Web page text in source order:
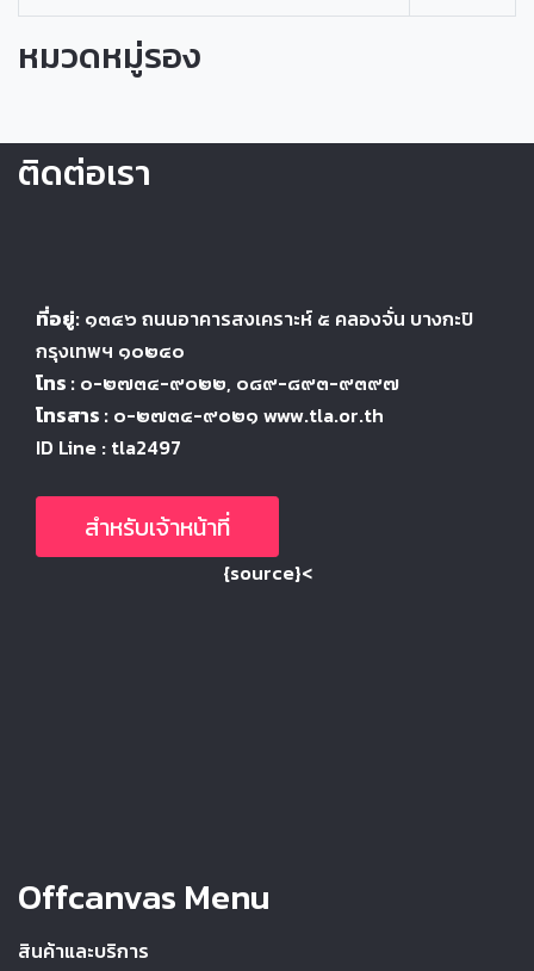
หมวดหมู่รอง
ติดต่อเรา
ที่อยู่: ๑๓๔๖ ถนนอาคารสงเคราะห์ ๕ คลองจั่น บางกะปิ
กรุงเทพฯ ๑๐๒๔๐
โทร : ๐-๒๗๓๔-๙๐๒๒, ๐๘๙-๘๙๓-๙๓๙๗
โทรสาร : ๐-๒๗๓๔-๙๐๒๑ www.tla.or.th
ID Line : tla2497
สำหรับเจ้าหน้าที่
{source}<
Offcanvas Menu
สินค้าและบริการ